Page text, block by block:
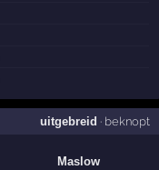
uitgebreid · beknopt
Maslow